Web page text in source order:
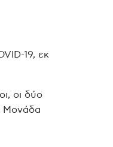
19, εκ
οι δύο
Μονάδα